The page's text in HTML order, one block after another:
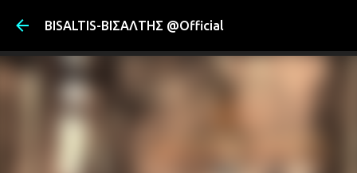
BISALTIS-ΒΙΣΑΛΤΗΣ @Official